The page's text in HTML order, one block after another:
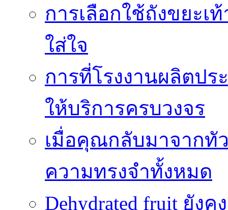
การเลือกใช้ถังขยะเ
ใส่ใจ
การที่โรงงานผลิตป
ให้บริการครบวงจร
เมื่อคุณกลับมาจากทั
ความทรงจำทั้งหมด
Dehydrated fruit ยัง